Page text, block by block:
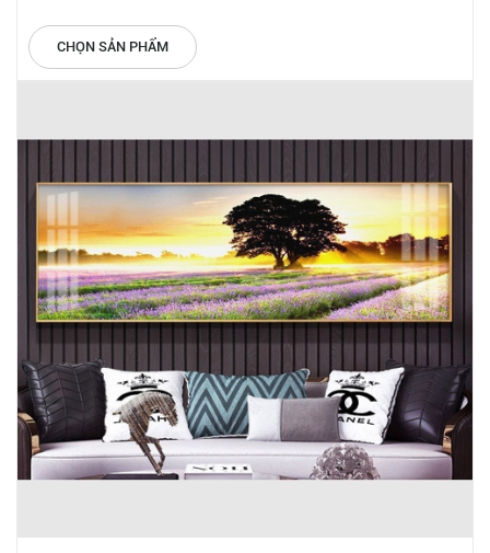
CHỌN SẢN PHẨM